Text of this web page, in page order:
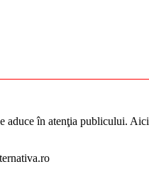
aduce în atenţia publicului.